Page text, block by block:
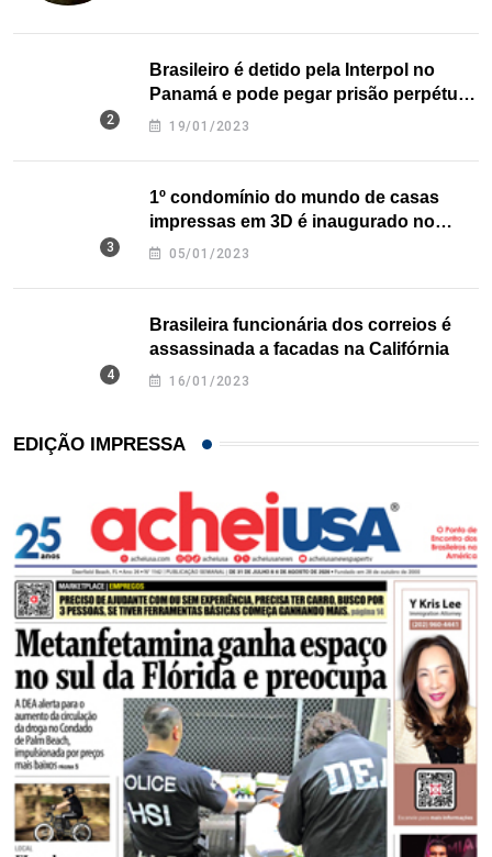
Brasileiro é detido pela Interpol no
Panamá e pode pegar prisão perpétua
nos EUA
19/01/2023
1º condomínio do mundo de casas
impressas em 3D é inaugurado no
Texas
05/01/2023
Brasileira funcionária dos correios é
assassinada a facadas na Califórnia
16/01/2023
EDIÇÃO IMPRESSA